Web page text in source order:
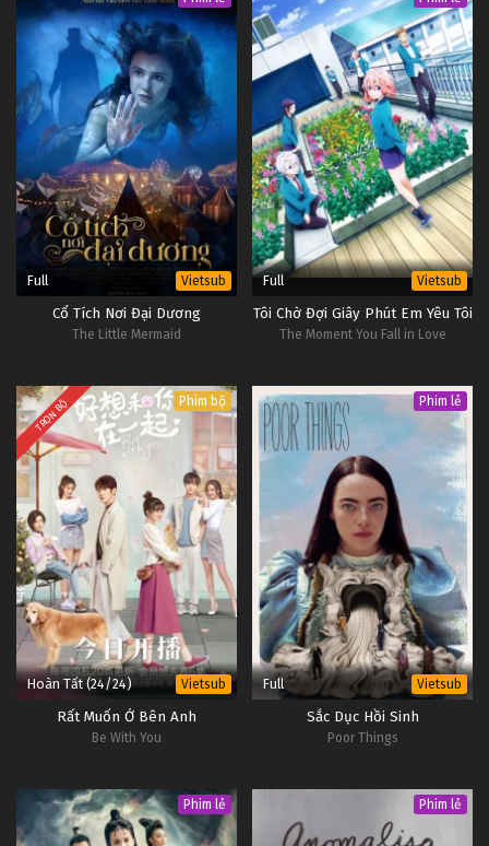
Full Vietsub
Cổ Tích Nơi Đại Dương
The Little Mermaid
Full Vietsub
Tôi Chờ Đợi Giây Phút Em Yêu Tôi
The Moment You Fall in Love
TRỌN BỘ Phim bộ
Hoàn Tất (24/24) Vietsub
Rất Muốn Ở Bên Anh
Be With You
Phim lẻ
Full Vietsub
Sắc Dục Hồi Sinh
Poor Things
Phim lẻ Phim lẻ